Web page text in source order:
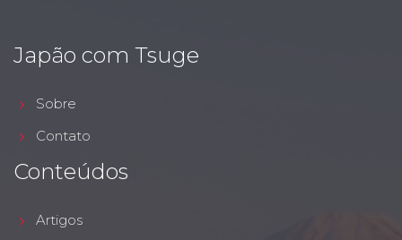
Japão com Tsuge
Sobre
Contato
Conteúdos
Artigos